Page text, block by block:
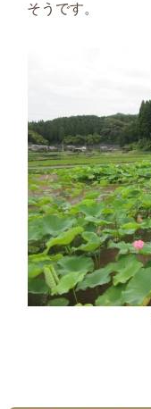
そうです。